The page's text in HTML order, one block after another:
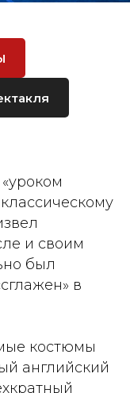
и своим
был
в
костюмы
английский